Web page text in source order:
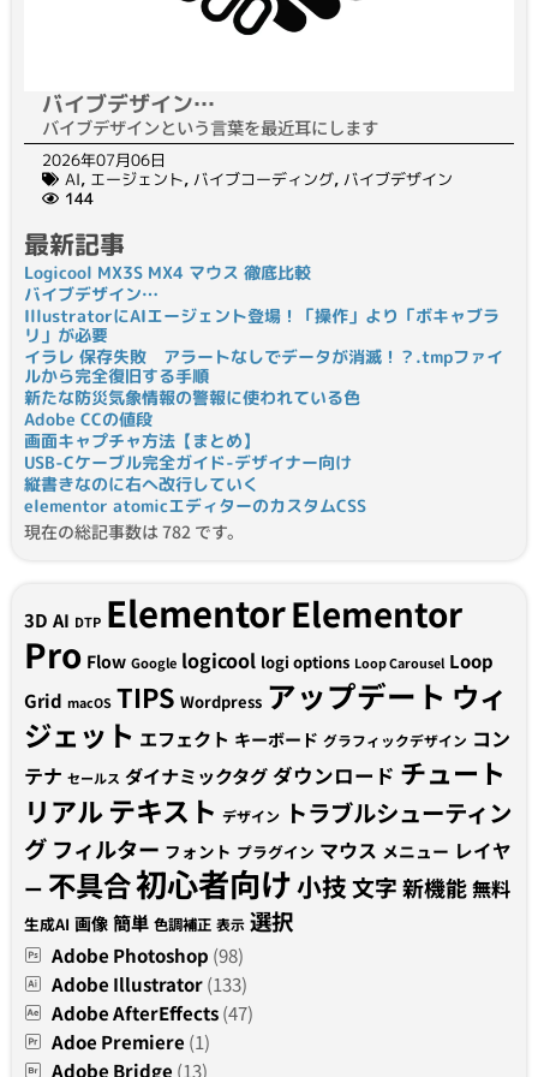
バイブデザイン…
バイブデザインという言葉を最近耳にします
2026年07月06日
AI, エージェント, バイブコーディング, バイブデザイン
144
最新記事
Logicool MX3S MX4 マウス 徹底比較
バイブデザイン…
IllustratorにAIエージェント登場！「操作」より「ボキャブラ
リ」が必要
イラレ 保存失敗 アラートなしでデータが消滅！？.tmpファイ
ルから完全復旧する手順
新たな防災気象情報の警報に使われている色
Adobe CCの値段
画面キャプチャ方法【まとめ】
USB-Cケーブル完全ガイド-デザイナー向け
縦書きなのに右へ改行していく
elementor atomicエディターのカスタムCSS
現在の総記事数は 782 です。
3D AI DTP ElementorElementor
Pro Flow Google logicool logi options Loop Carousel Loop
Grid macOS TIPS Wordpress アップデート ウィ
ジェット エフェクト キーボード グラフィックデザイン コン
テナ セールス ダイナミックタグダウンロード チュート
リアルテキスト デザイン トラブルシューティン
グ フィルター フォント プラグイン マウス メニュー レイヤ
ー 不具合初心者向け小技文字新機能無料
生成AI 画像 簡単 色調補正 表示 選択
Adobe Photoshop (98)
Adobe Illustrator(133)
Adobe AfterEffects(47)
Adoe Premiere (1)
Adobe Bridge (13)